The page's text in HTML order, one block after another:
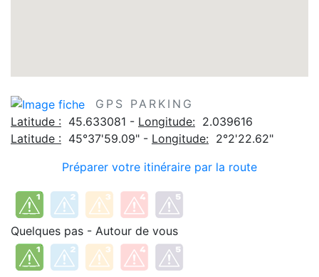
GPS PARKING
Latitude : 45.633081 - Longitude: 2.039616
Latitude : 45°37'59.09" - Longitude: 2°2'22.62"
Préparer votre itinéraire par la route
Quelques pas - Autour de vous